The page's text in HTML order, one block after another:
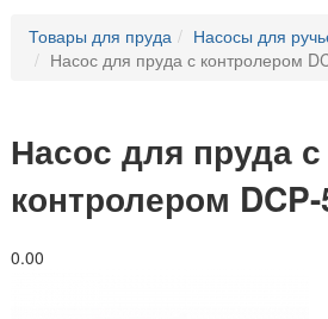
Товары для пруда
Насосы для
Насос для пруда с контролером
Насос для пруда с
контролером
0.00